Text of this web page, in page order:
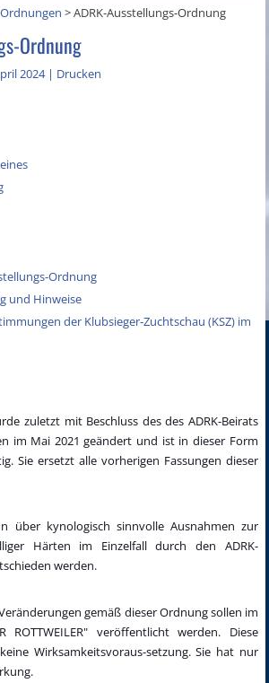
Ordnungen >ADRK-Ausstellungs-Ordnung
Ordnung
2024| Drucken
Ordnung
und Hinweise
der Klubsieger-Zuchtschau (KSZ) im
zuletzt mit Beschluss des des ADRK-Beirats
im Mai 2021 geändert und ist in dieser Form
Sie ersetzt alle vorherigen Fassungen dieser
über kynologisch sinnvolle Ausnahmen zur
Härten im Einzelfall durch den ADRK-
werden.
gemäß dieser Ordnung sollen im
ROTTWEILER" veröffentlicht werden. Diese
Wirksamkeitsvoraus-setzung. Sie hat nur